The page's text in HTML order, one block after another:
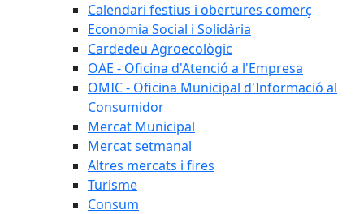
Calendari festius i obertures comerç
Economia Social i Solidària
Cardedeu Agroecològic
OAE - Oficina d'Atenció a l'Empresa
OMIC - Oficina Municipal d'Informació al
Consumidor
Mercat Municipal
Mercat setmanal
Altres mercats i fires
Turisme
Consum